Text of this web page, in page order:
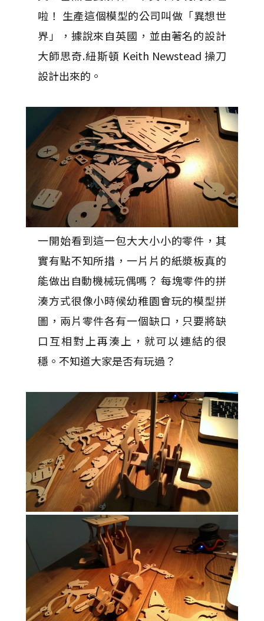
啦！ 生產這個模型的公司叫做「異想世
界」，據說來自英國，並由著名的設計
大師思奇.紐斯頓 Keith Newstead 操刀
設計出來的。
一開始看到這一包大大小小的零件，其
實有點不知所措，一片片的紙漿板真的
能做出自動機械玩偶嗎？ 每塊零件的拼
湊方式很像小時候幼稚園會玩的模型拼
圖，兩片零件各有一個缺口，只要將缺
口互相對上再湊上，就可以連結的很
穩。不知道大家是否有玩過？